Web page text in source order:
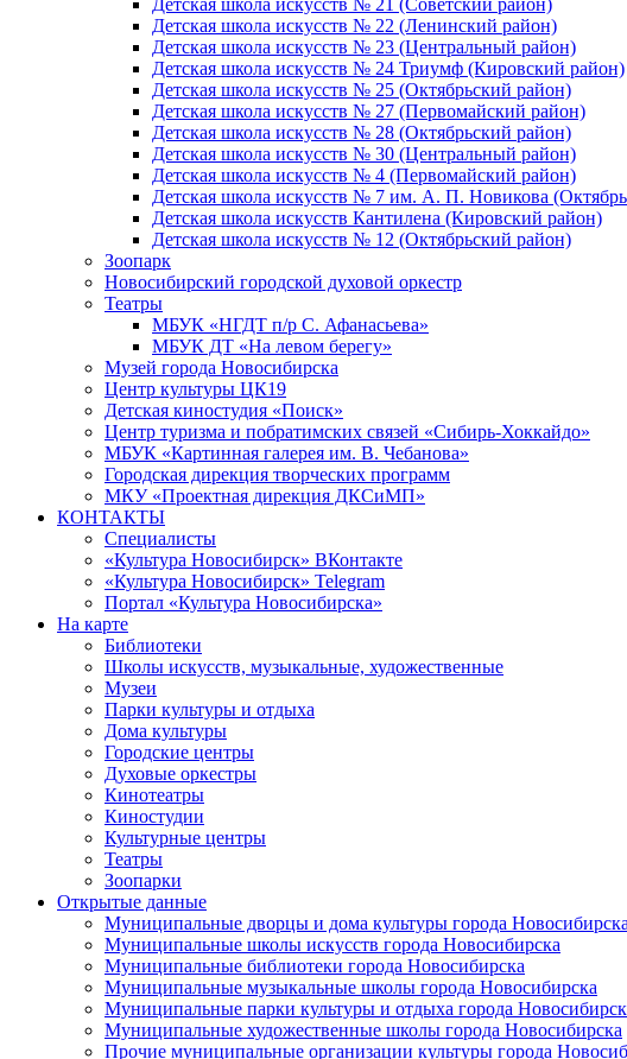
Детская школа искусств № 21 (Советский район)
Детская школа искусств № 22 (Ленинский район)
Детская школа искусств № 23 (Центральный район)
Детская школа искусств № 24 Триумф (Кировский район)
Детская школа искусств № 25 (Октябрьский район)
Детская школа искусств № 27 (Первомайский район)
Детская школа искусств № 28 (Октябрьский район)
Детская школа искусств № 30 (Центральный район)
Детская школа искусств № 4 (Первомайский район)
Детская школа искусств № 7 им. А. П. Новикова
Детская школа искусств Кантилена (Кировский район)
Детская школа искусств № 12 (Октябрьский район)
Зоопарк
Новосибирский городской духовой оркестр
Театры
МБУК «НГДТ п/р С. Афанасьева»
МБУК ДТ «На левом берегу»
Музей города Новосибирска
Центр культуры ЦК19
Детская киностудия «Поиск»
Центр туризма и побратимских связей «Сибирь-Хоккайдо»
МБУК «Картинная галерея им. В. Чебанова»
Городская дирекция творческих программ
МКУ «Проектная дирекция ДКСиМП»
КОНТАКТЫ
Специалисты
«Культура Новосибирск» ВКонтакте
«Культура Новосибирск» Telegram
Портал «Культура Новосибирска»
На карте
Библиотеки
Школы искусств, музыкальные, художественные
Музеи
Парки культуры и отдыха
Дома культуры
Городские центры
Духовые оркестры
Кинотеатры
Киностудии
Культурные центры
Театры
Зоопарки
Открытые данные
Муниципальные дворцы и дома культуры города Новосибирска
Муниципальные школы искусств города Новосибирска
Муниципальные библиотеки города Новосибирска
Муниципальные музыкальные школы города Новосибирска
Муниципальные парки культуры и отдыха города
Муниципальные художественные школы города Новосибирска
Прочие муниципальные организации культуры города